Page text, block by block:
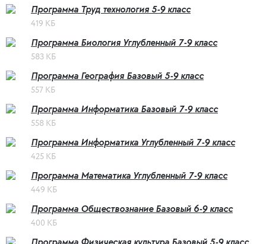
Программа Труд технология 5-9 класс
419 КБ
Программа Биология Углубленный 7-9 класс
583 КБ
Программа География Базовый 5-9 класс
557 КБ
Программа Информатика Базовый 7-9 класс
558 КБ
Программа Информатика Углубленный 7-9 класс
425 КБ
Программа Математика Углубленный 7-9 класс
449 КБ
Программа Обществознание Базовый 6-9 класс
400 КБ